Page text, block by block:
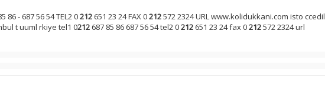
86 - 687 56 54 TEL2 0212 651 23 24 FAX 0212572 2324 URL www.kolidukkani.com isto ccedil
t uuml rkiye tel1 0212 687 85 86 687 56 54 tel2 0212 651 23 24 fax 0212572 2324 url